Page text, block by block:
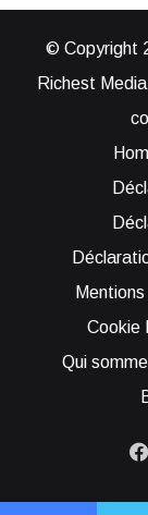
© Copyright
Richest
Cookie
Qui